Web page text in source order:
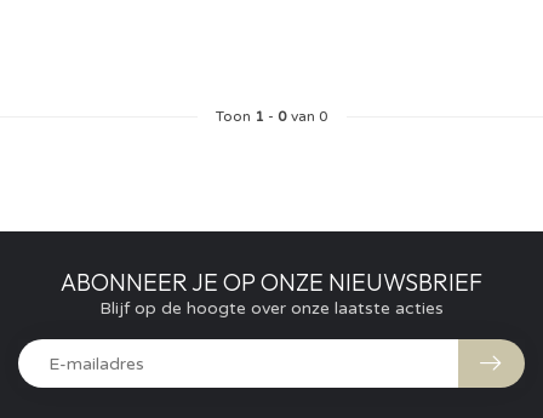
Toon 1 - 0van 0
ABONNEER JE OP ONZE NIEUWSBRIEF
Blijf op de hoogte over onze laatste acties